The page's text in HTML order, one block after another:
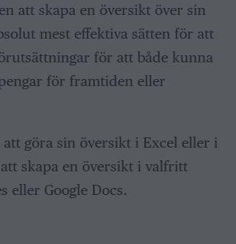
att skapa en översikt över sin
mest effektiva sätten för att
för att både kunna
för framtiden eller
göra sin översikt i Excel eller i
skapa en översikt i valfritt
eller Google Docs.